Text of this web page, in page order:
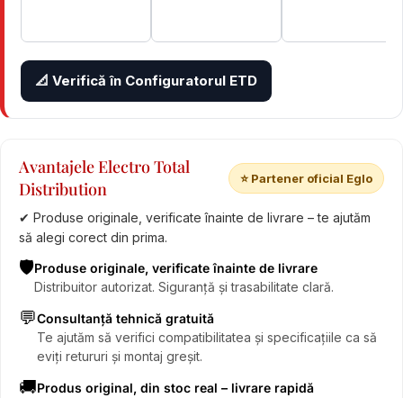
📐 Verifică în Configuratorul ETD
Avantajele Electro Total
Distribution
⭐ Partener oficial Eglo
✔ Produse originale, verificate înainte de livrare – te ajutăm
să alegi corect din prima.
🛡️Produse originale, verificate înainte de livrare
Distribuitor autorizat. Siguranță și trasabilitate clară.
💬Consultanță tehnică gratuită
Te ajutăm să verifici compatibilitatea și specificațiile ca să
eviți retururi și montaj greșit.
🚚Produs original, din stoc real – livrare rapidă